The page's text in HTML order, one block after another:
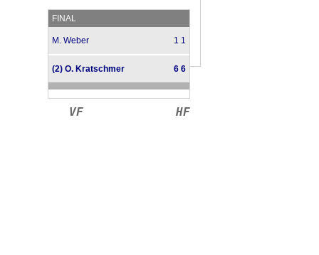
FINAL
M. Weber 1 1
(2) O. Kratschmer 6 6
VF HF